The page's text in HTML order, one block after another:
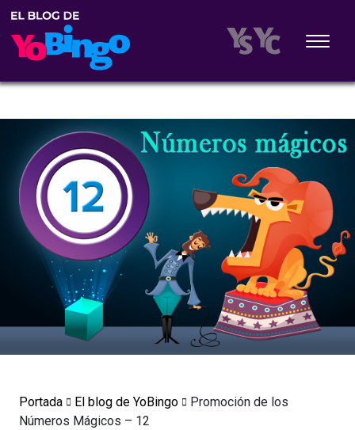
Portada El blog de YoBingo
Promoción de los
Números Mágicos – 12